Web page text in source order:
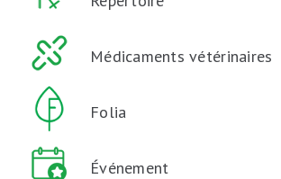
Médicaments vétérinaires
Folia
Événement